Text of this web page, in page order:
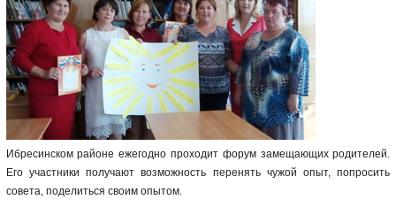
Ибресинском районе ежегодно проходит форум замещающих родителей.
Его участники получают возможность перенять чужой опыт, попросить
совета, поделиться своим опытом.